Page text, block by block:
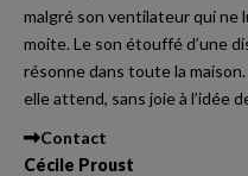
malgré son ventilateur qui ne
moite. Le son étouffé d’une
résonne dans toute la
elle attend, sans joie à l’idée
Contact
Cécile Proust